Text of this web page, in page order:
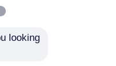
en
tennisbaan
looking